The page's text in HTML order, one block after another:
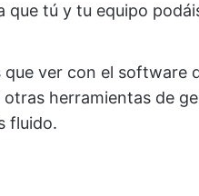
que tú y tu equipo
que ver con el software
herramientas de
fluido.